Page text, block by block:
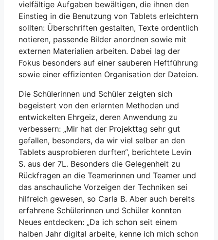
vielfältige Aufgaben bewältigen, die ihnen den
Einstieg in die Benutzung von Tablets erleichtern
sollten: Überschriften gestalten, Texte ordentlich
notieren, passende Bilder anordnen sowie mit
externen Materialien arbeiten. Dabei lag der
Fokus besonders auf einer sauberen Heftführung
sowie einer effizienten Organisation der Dateien.
Die Schülerinnen und Schüler zeigten sich
begeistert von den erlernten Methoden und
entwickelten Ehrgeiz, deren Anwendung zu
verbessern: „Mir hat der Projekttag sehr gut
gefallen, besonders, da wir viel selber an den
Tablets ausprobieren durften“, berichtete Levin
S. aus der 7L. Besonders die Gelegenheit zu
Rückfragen an die Teamerinnen und Teamer und
das anschauliche Vorzeigen der Techniken sei
hilfreich gewesen, so Carla B. Aber auch bereits
erfahrene Schülerinnen und Schüler konnten
Neues entdecken: „Da ich schon seit einem
halben Jahr digital arbeite, kenne ich mich schon